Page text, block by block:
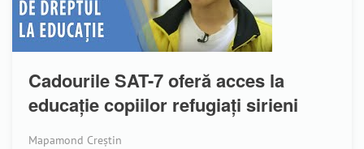
Cadourile SAT-7 oferă acces la
educație copiilor refugiați sirieni
Mapamond Creștin